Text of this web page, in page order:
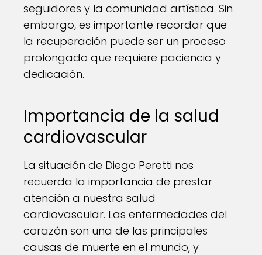
seguidores y la comunidad artística. Sin
embargo, es importante recordar que
la recuperación puede ser un proceso
prolongado que requiere paciencia y
dedicación.
Importancia de la salud
cardiovascular
La situación de Diego Peretti nos
recuerda la importancia de prestar
atención a nuestra salud
cardiovascular. Las enfermedades del
corazón son una de las principales
causas de muerte en el mundo, y